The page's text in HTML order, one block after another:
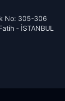
No: 305-306
- İSTANBUL